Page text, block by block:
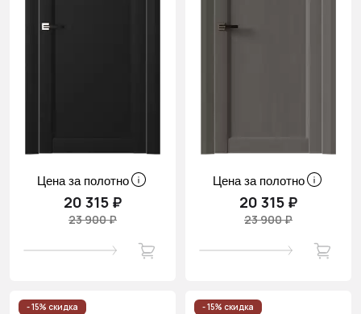
Цена за полотно
20 315 ₽
23 900 ₽
Цена за полотно
20 315 ₽
23 900 ₽
- 15% скидка - 15% скидка